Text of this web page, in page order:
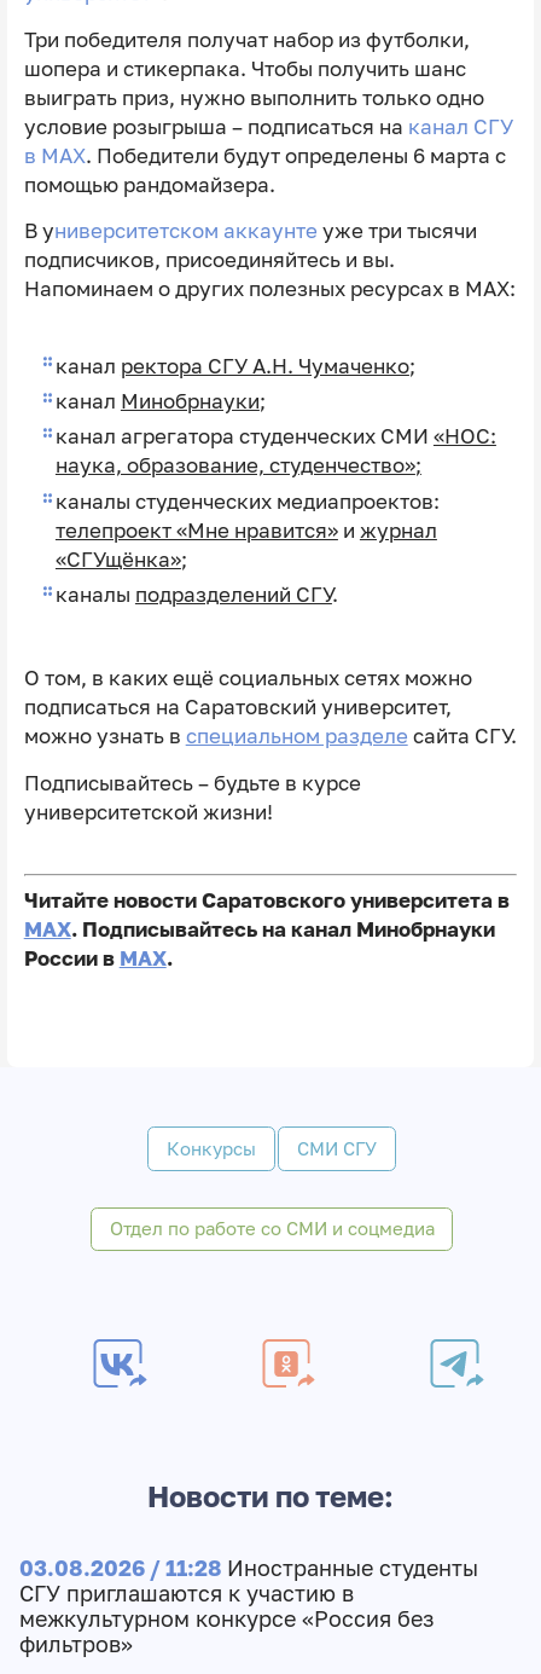
Три победителя получат набор из футболки,
шопера и стикерпака. Чтобы получить шанс
выиграть приз, нужно выполнить только одно
условие розыгрыша – подписаться на канал СГУ
в МАХ. Победители будут определены 6 марта с
помощью рандомайзера.
В университетском аккаунте уже три тысячи
подписчиков, присоединяйтесь и вы.
Напоминаем о других полезных ресурсах в MAX:
канал ректора СГУ А.Н. Чумаченко;
канал Минобрнауки;
канал агрегатора студенческих СМИ «НОС:
наука, образование, студенчество»;
каналы студенческих медиапроектов:
телепроект «Мне нравится»и журнал
«СГУщёнка»;
каналы подразделений СГУ.
О том, в каких ещё социальных сетях можно
подписаться на Саратовский университет,
можно узнать в специальном разделе сайта СГУ.
Подписывайтесь – будьте в курсе
университетской жизни!
Читайте новости Саратовского университета в
MAX. Подписывайтесь на канал Минобрнауки
России в MAX.
Конкурсы СМИ СГУ
Отдел по работе со СМИ и соцмедиа
Новости по теме:
03.08.2026 / 11:28 Иностранные студенты
СГУ приглашаются к участию в
межкультурном конкурсе «Россия без
фильтров»